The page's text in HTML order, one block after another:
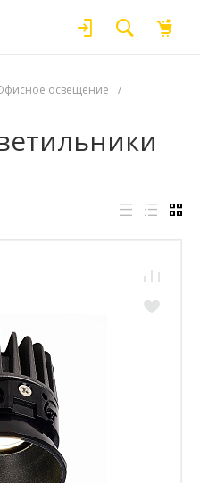
освещение
/